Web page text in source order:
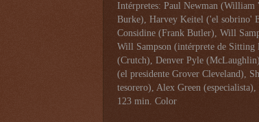
Intérpretes: Paul Newman
Burke), Harvey Keitel ('el sobrino'
Considine (Frank Butler), Will
Will Sampson (intérprete de
(Crutch), Denver Pyle
(el presidente Grover Cleveland),
tesorero), Alex Green
123 min. Color